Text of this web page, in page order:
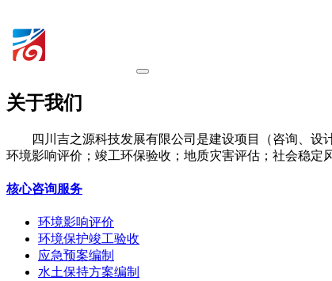
关于我们
四川吉之源科技发展有限公司是建设项目（咨询、
环境影响评价；竣工环保验收；地质灾害评估；社会稳定
核心咨询服务
环境影响评价
环境保护竣工验收
应急预案编制
水土保持方案编制